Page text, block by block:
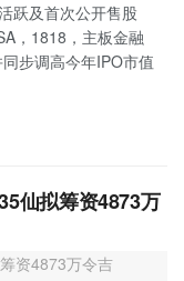
跃及首次公开售股
，1818，主板金融
步调高今年IPO市值
仙拟筹资4873万